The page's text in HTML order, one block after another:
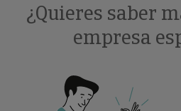
¿Quieres saber
empresa